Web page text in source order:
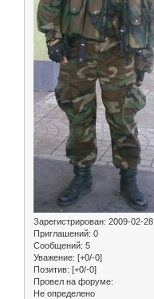
Зарегистрирован: 2009-02-28
Приглашений: 0
Сообщений: 5
Уважение: [+0/-0]
Позитив: [+0/-0]
Провел на форуме:
Не определено